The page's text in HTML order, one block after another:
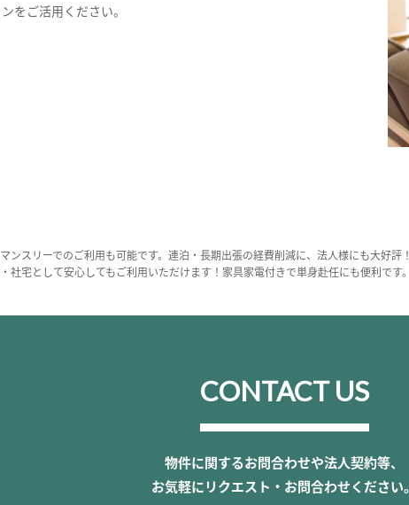
をご活用ください。
ンスリーでのご利用も可能です。連泊・長期出張の経費削減に、法人様にも大好評！
宅として安心してもご利用いただけます！家具家電付きで単身赴任にも便利です。
CONTACT US
物件に関するお問合わせや法人契約等、
お気軽にリクエスト・お問合わせください。